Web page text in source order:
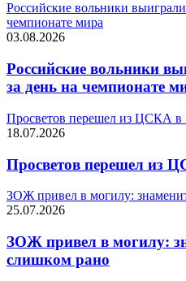
Российские вольники
чемпионате мира
03.08.2026
Российские вольники
за день на чемпионате
Просветов перешел из ЦСКА в
18.07.2026
Просветов перешел из
ЗОЖ привел в могилу:
25.07.2026
ЗОЖ привел в могилу:
слишком рано